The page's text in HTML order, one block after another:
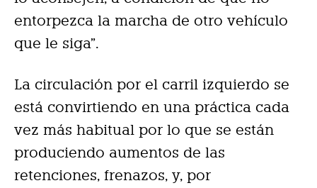
entorpezca la marcha de otro vehículo
que le siga”.
La circulación por el carril izquierdo se
está convirtiendo en una práctica cada
vez más habitual por lo que se están
produciendo aumentos de las
retenciones, frenazos, y, por